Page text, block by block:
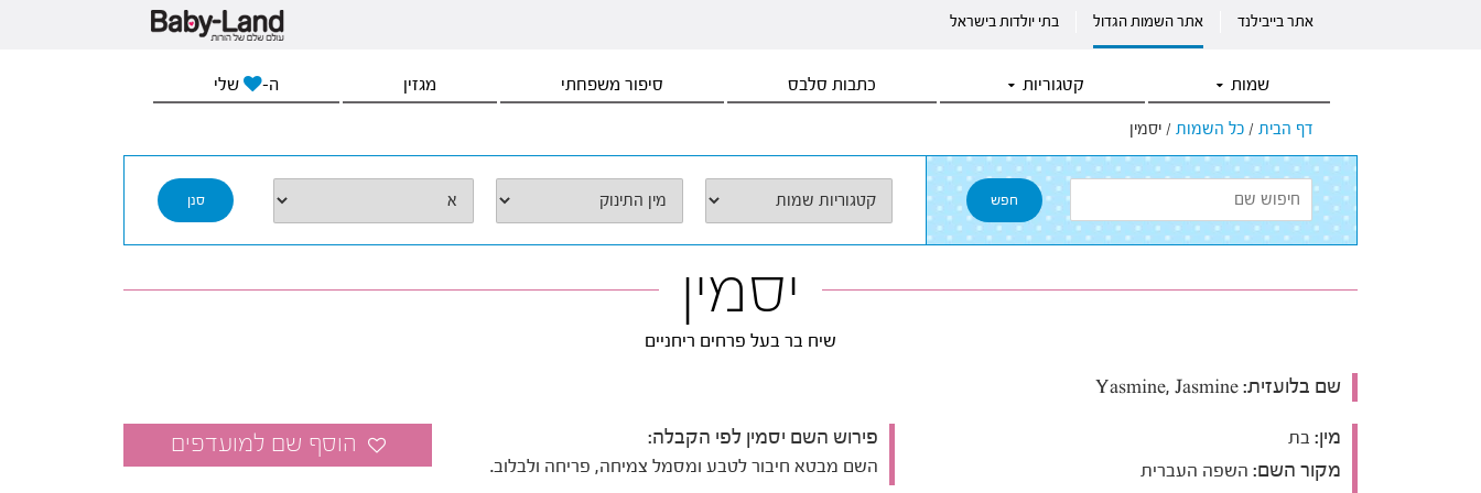
אתר בייבילנד אתר השמות הגדול בתי יולדות בישראל
שמות קטגוריות כתבות סלבס סיפור משפחתי מגזין ה- שלי
דף הבית / כל השמות / יסמין
יסמין
שיח בר בעל פרחים ריחניים
שם בלועזית:
מין: בת
מקור השם: השפה העברית
פירוש השם יסמין לפי הקבלה:
השם מבטא חיבור לטבע ומסמל צמיחה, פריחה ולבלוב.